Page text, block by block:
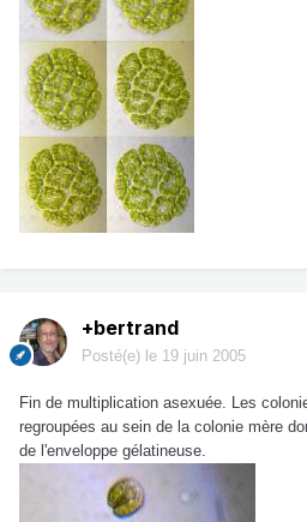
+bertrand
Posté(e) le 19 juin 2005
Fin de multiplication asexuée. Les
regroupées au sein de la colonie mère
de l'enveloppe gélatineuse.